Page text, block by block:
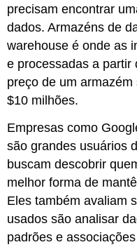
precisam encontrar
dados. Armazéns de
warehouse é onde as
e processadas a partir
preço de um
$10 milhões.
Empresas como
são grandes usuários
buscam descobrir
melhor forma de
Eles também avaliam
usados são analisar
padrões e